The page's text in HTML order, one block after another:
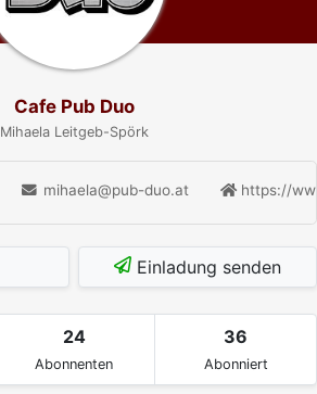
Cafe Pub Duo
Mihaela Leitgeb-Spörk
mihaela@pub-duo.at https://
Einladung senden
24
Abonnenten
36
Abonniert